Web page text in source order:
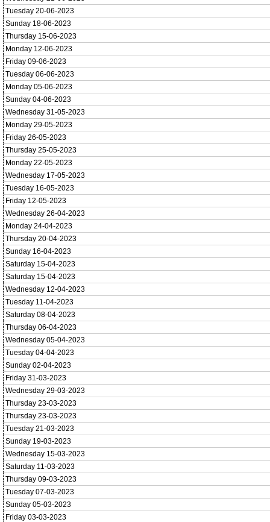
Tuesday 20-06-2023
Sunday 18-06-2023
Thursday 15-06-2023
Monday 12-06-2023
Friday 09-06-2023
Tuesday 06-06-2023
Monday 05-06-2023
Sunday 04-06-2023
Wednesday 31-05-2023
Monday 29-05-2023
Friday 26-05-2023
Thursday 25-05-2023
Monday 22-05-2023
Wednesday 17-05-2023
Tuesday 16-05-2023
Friday 12-05-2023
Wednesday 26-04-2023
Monday 24-04-2023
Thursday 20-04-2023
Sunday 16-04-2023
Saturday 15-04-2023
Saturday 15-04-2023
Wednesday 12-04-2023
Tuesday 11-04-2023
Saturday 08-04-2023
Thursday 06-04-2023
Wednesday 05-04-2023
Tuesday 04-04-2023
Sunday 02-04-2023
Friday 31-03-2023
Wednesday 29-03-2023
Thursday 23-03-2023
Thursday 23-03-2023
Tuesday 21-03-2023
Sunday 19-03-2023
Wednesday 15-03-2023
Saturday 11-03-2023
Thursday 09-03-2023
Tuesday 07-03-2023
Sunday 05-03-2023
Friday 03-03-2023